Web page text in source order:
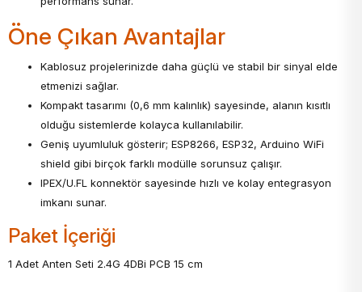
Öne Çıkan Avantajlar
Kablosuz projelerinizde daha güçlü ve stabil bir sinyal elde
etmenizi sağlar.
Kompakt tasarımı (0,6 mm kalınlık) sayesinde, alanın kısıtlı
olduğu sistemlerde kolayca kullanılabilir.
Geniş uyumluluk gösterir; ESP8266, ESP32, Arduino WiFi
shield gibi birçok farklı modülle sorunsuz çalışır.
IPEX/U.FL konnektör sayesinde hızlı ve kolay entegrasyon
imkanı sunar.
Paket İçeriği
1 Adet Anten Seti 2.4G 4DBi PCB 15 cm